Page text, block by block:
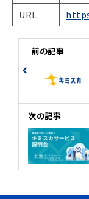
URL
前の記事
次の記事